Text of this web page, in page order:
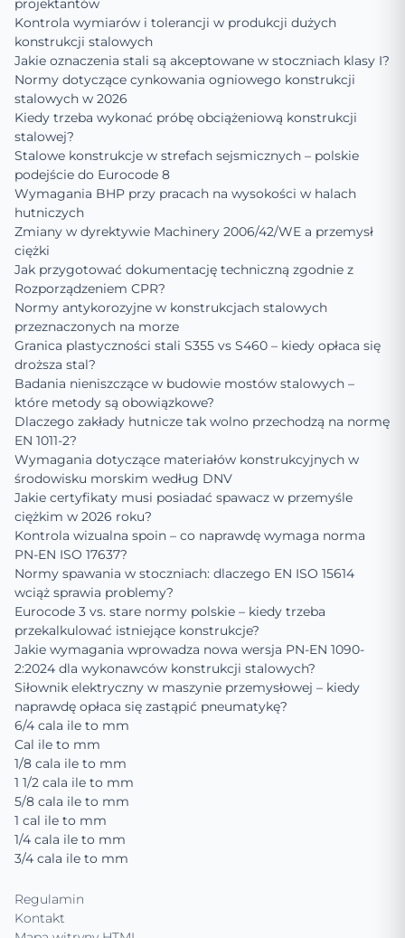
projektantów
Kontrola wymiarów i tolerancji w produkcji dużych
konstrukcji stalowych
Jakie oznaczenia stali są akceptowane w stoczniach klasy I?
Normy dotyczące cynkowania ogniowego konstrukcji
stalowych w 2026
Kiedy trzeba wykonać próbę obciążeniową konstrukcji
stalowej?
Stalowe konstrukcje w strefach sejsmicznych – polskie
podejście do Eurocode 8
Wymagania BHP przy pracach na wysokości w halach
hutniczych
Zmiany w dyrektywie Machinery 2006/42/WE a przemysł
ciężki
Jak przygotować dokumentację techniczną zgodnie z
Rozporządzeniem CPR?
Normy antykorozyjne w konstrukcjach stalowych
przeznaczonych na morze
Granica plastyczności stali S355 vs S460 – kiedy opłaca się
droższa stal?
Badania nieniszczące w budowie mostów stalowych –
które metody są obowiązkowe?
Dlaczego zakłady hutnicze tak wolno przechodzą na normę
EN 1011-2?
Wymagania dotyczące materiałów konstrukcyjnych w
środowisku morskim według DNV
Jakie certyfikaty musi posiadać spawacz w przemyśle
ciężkim w 2026 roku?
Kontrola wizualna spoin – co naprawdę wymaga norma
PN-EN ISO 17637?
Normy spawania w stoczniach: dlaczego EN ISO 15614
wciąż sprawia problemy?
Eurocode 3 vs. stare normy polskie – kiedy trzeba
przekalkulować istniejące konstrukcje?
Jakie wymagania wprowadza nowa wersja PN-EN 1090-
2:2024 dla wykonawców konstrukcji stalowych?
Siłownik elektryczny w maszynie przemysłowej – kiedy
naprawdę opłaca się zastąpić pneumatykę?
6/4 cala ile to mm
Cal ile to mm
1/8 cala ile to mm
1 1/2 cala ile to mm
5/8 cala ile to mm
1 cal ile to mm
1/4 cala ile to mm
3/4 cala ile to mm
Regulamin
Kontakt